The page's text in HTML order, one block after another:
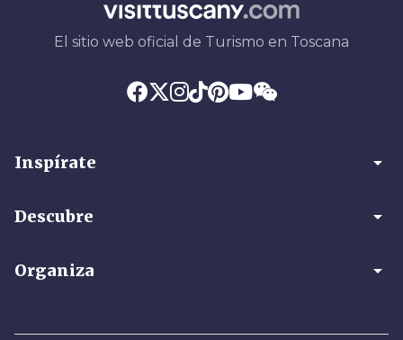
El sitio web oficial de Turismo en Toscana
Inspírate arrow_drop_down
Descubre arrow_drop_down
Organiza arrow_drop_down